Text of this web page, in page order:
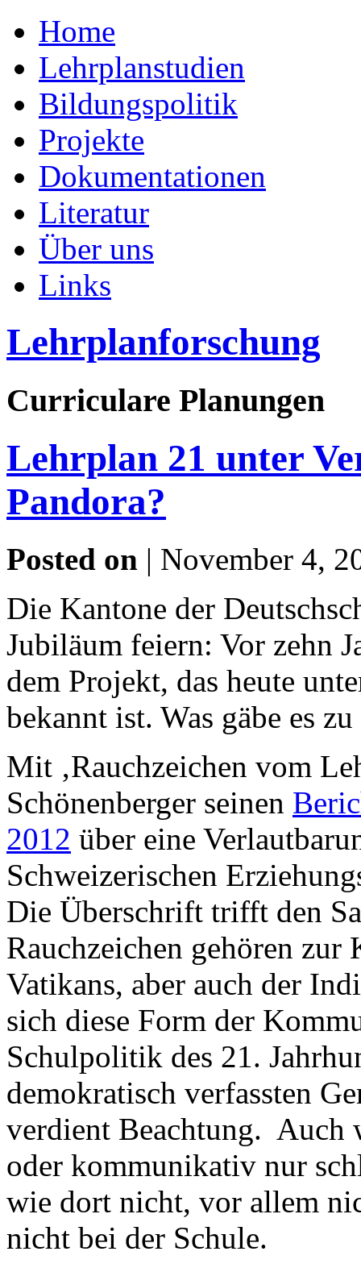
Home
Lehrplanstudien
Bildungspolitik
Projekte
Dokumentationen
Literatur
Über uns
Links
Lehrplanforschung
Curriculare Planungen
Lehrplan 21 unter
Pandora?
Posted on | November 4,
Die Kantone der
Jubiläum feiern: Vor zehn
dem Projekt, das heute
bekannt ist. Was gäbe es
Mit ‚Rauchzeichen vom
Schönenberger seinen
2012 über eine
Schweizerischen
Die Überschrift trifft den
Rauchzeichen gehören
Vatikans, aber auch der
sich diese Form der
Schulpolitik des 21.
demokratisch verfassten
verdient Beachtung.
oder kommunikativ nur
wie dort nicht, vor allem
nicht bei der Schule.